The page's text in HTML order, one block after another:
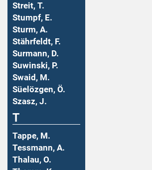
Streit, T.
Stumpf, E.
Sturm, A.
Stährfeldt, F.
Surmann, D.
Suwinski, P.
Swaid, M.
Süelözgen, Ö.
Szasz, J.
T
Tappe, M.
Tessmann, A.
Thalau, O.